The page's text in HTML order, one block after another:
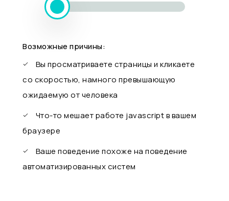
Возможные причины:
Вы просматриваете страницы и кликаете
со скоростью, намного превышающую
ожидаемую от человека
Что-то мешает работе javascript в вашем
браузере
Ваше поведение похоже на поведение
автоматизированных систем